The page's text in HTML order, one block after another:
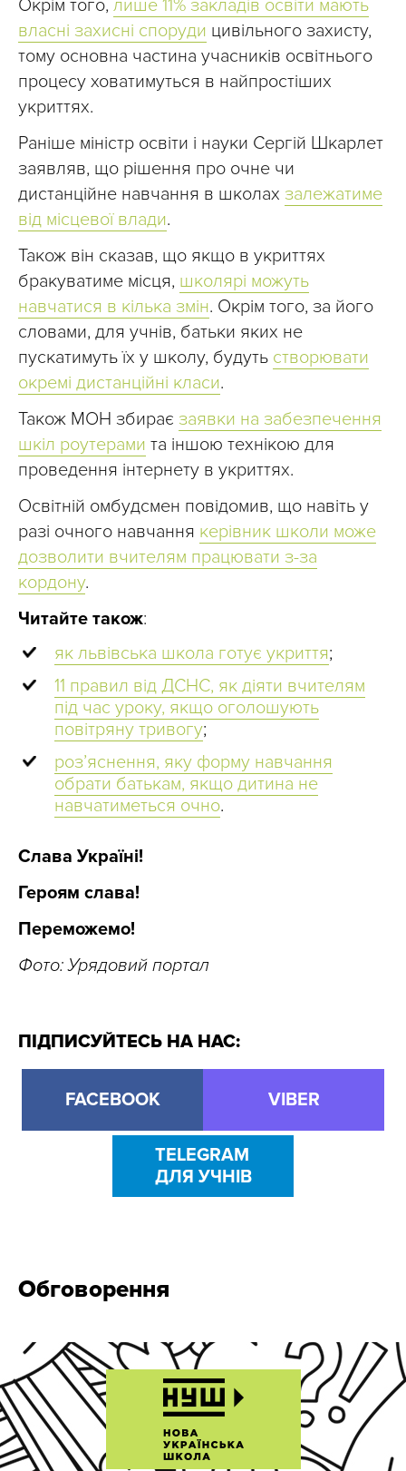
Окрім того, лише 11% закладів освіти мають
власні захисні споруди цивільного захисту,
тому основна частина учасників освітнього
процесу ховатимуться в найпростіших
укриттях.
Раніше міністр освіти і науки Сергій Шкарлет
заявляв, що рішення про очне чи
дистанційне навчання в школах залежатиме
від місцевої влади.
Також він сказав, що якщо в укриттях
бракуватиме місця, школярі можуть
навчатися в кілька змін. Окрім того, за його
словами, для учнів, батьки яких не
пускатимуть їх у школу, будуть створювати
окремі дистанційні класи.
Також МОН збирає заявки на забезпечення
шкіл роутерами та іншою технікою для
проведення інтернету в укриттях.
Освітній омбудсмен повідомив, що навіть у
разі очного навчання керівник школи може
дозволити вчителям працювати з-за
кордону.
Читайте також:
як львівська школа готує укриття;
11 правил від ДСНС, як діяти вчителям
під час уроку, якщо оголошують
повітряну тривогу;
розʼяснення, яку форму навчання
обрати батькам, якщо дитина не
навчатиметься очно.
Слава Україні!
Героям слава!
Переможемо!
Фото: Урядовий портал
ПІДПИСУЙТЕСЬ НА НАС:
FACEBOOK VIBER
TELEGRAM
ДЛЯ УЧНІВ
Обговорення